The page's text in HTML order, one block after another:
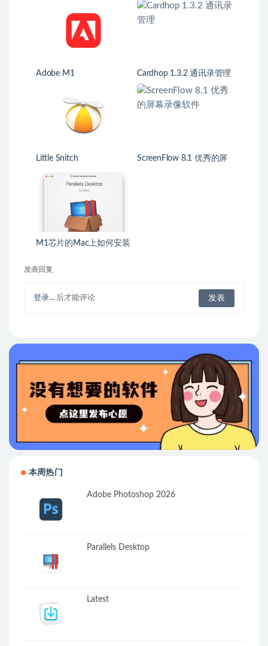
Adobe M1 Cardhop 1.3.2 通讯录管理
Little Snitch
ScreenFlow 8.1 优秀的屏
M1芯片的Mac上如何安装
发表回复
登录... 后才能评论
本周热门
Adobe Photoshop 2026
Parallels Desktop
Latest